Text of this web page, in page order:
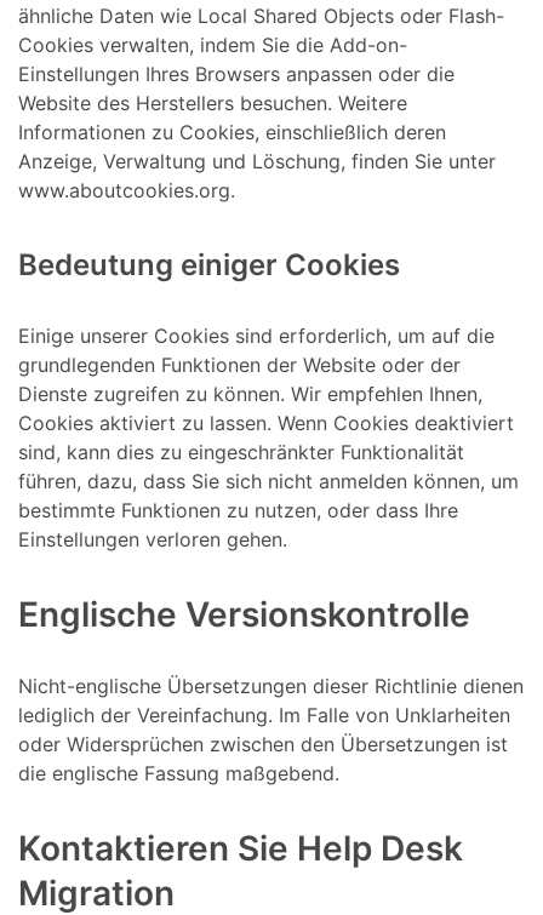
ähnliche Daten wie Local Shared Objects oder Flash-
Cookies verwalten, indem Sie die Add-on-
Einstellungen Ihres Browsers anpassen oder die
Website des Herstellers besuchen. Weitere
Informationen zu Cookies, einschließlich deren
Anzeige, Verwaltung und Löschung, finden Sie unter
www.aboutcookies.org.
Bedeutung einiger Cookies
Einige unserer Cookies sind erforderlich, um auf die
grundlegenden Funktionen der Website oder der
Dienste zugreifen zu können. Wir empfehlen Ihnen,
Cookies aktiviert zu lassen. Wenn Cookies deaktiviert
sind, kann dies zu eingeschränkter Funktionalität
führen, dazu, dass Sie sich nicht anmelden können, um
bestimmte Funktionen zu nutzen, oder dass Ihre
Einstellungen verloren gehen.
Englische Versionskontrolle
Nicht-englische Übersetzungen dieser Richtlinie dienen
lediglich der Vereinfachung. Im Falle von Unklarheiten
oder Widersprüchen zwischen den Übersetzungen ist
die englische Fassung maßgebend.
Kontaktieren Sie Help Desk
Migration